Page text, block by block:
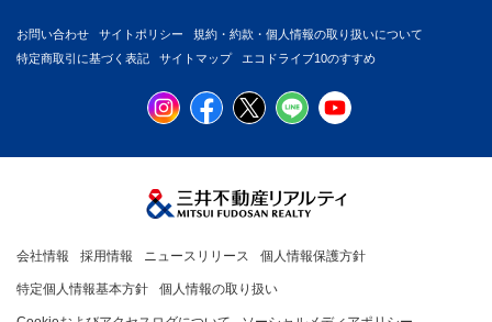
お問い合わせ サイトポリシー
規約・約款・個人情報の取り扱いについて
特定商取引に基づく表記
サイトマップ エコドライブ10のすすめ
会社情報 採用情報 ニュースリリース 個人情報保護方針
特定個人情報基本方針 個人情報の取り扱い